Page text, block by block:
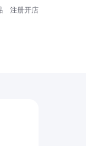
注册开店